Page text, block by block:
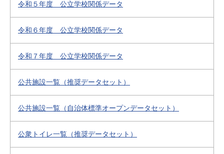
令和５年度 公立学校関係データ
令和６年度 公立学校関係データ
令和７年度 公立学校関係データ
公共施設一覧（推奨データセット）
公共施設一覧（自治体標準オープンデータセット）
公衆トイレ一覧（推奨データセット）